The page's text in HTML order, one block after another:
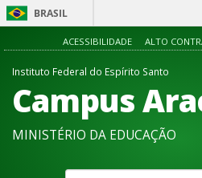
BRASIL
ACESSIBILIDADE ALTO
Instituto Federal do Espírito Santo
Campus
MINISTÉRIO DA EDUCAÇÃO